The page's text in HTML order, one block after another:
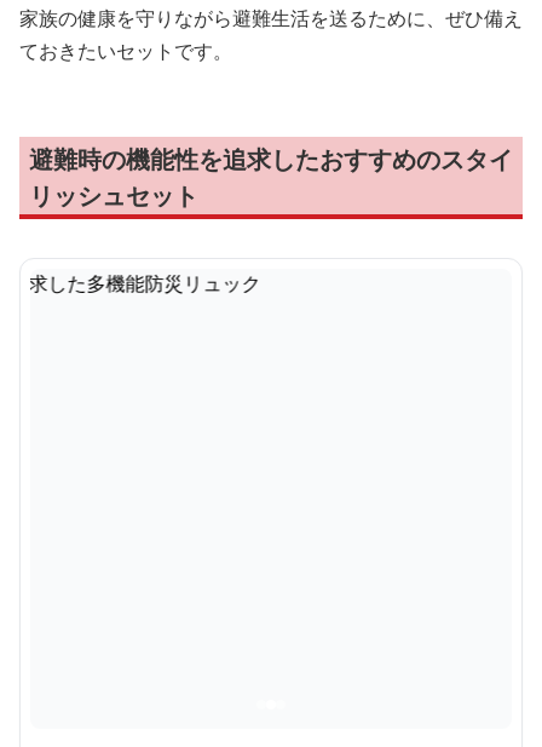
家族の健康を守りながら避難生活を送るために、ぜひ備え
ておきたいセットです。
避難時の機能性を追求したおすすめのスタイ
リッシュセット